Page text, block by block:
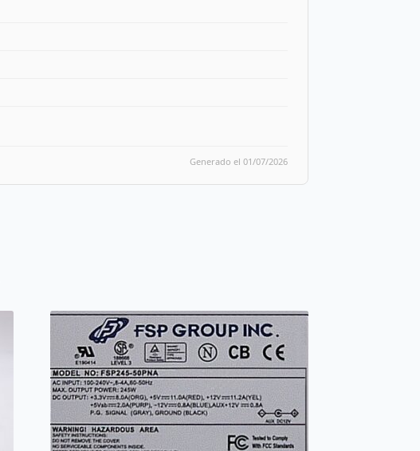
Generado el 01/07/2026